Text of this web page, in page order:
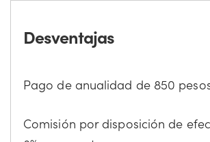
Desventajas
Pago de anualidad de 850
Comisión por disposición de